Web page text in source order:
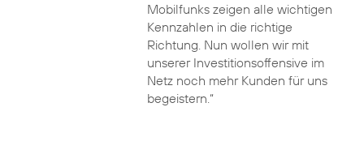
Mobilfunks zeigen alle wichtigen
Kennzahlen in die richtige
Richtung. Nun wollen wir mit
unserer Investitionsoffensive im
Netz noch mehr Kunden für uns
begeistern.“